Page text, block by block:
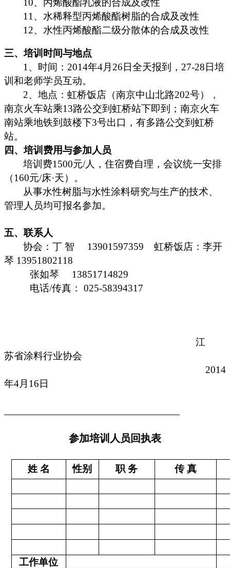
10、 丙烯酸酯乳液的合成及改性
11 、 水稀释型丙烯酸酯树脂的合成及改性
12、 水性丙烯酸酯二级分散体的合成及改性
三、培训时间与地点
1 、时间：2014年4月26日全天报到，27-28日培
训和老师学员互动。
2、地点：虹桥饭店（南京中山北路202号），
南京火车站乘13路公交到虹桥站下即到；南京火车
南站乘地铁到鼓楼下3号出口，有多路公交到虹桥
站。
四、培训费用与参加人员
培训费1500元/人，住宿费自理，会议统一安排
（160元/床·天）。
从事水性树脂与水性涂料研究与生产的技术、
管理人员均可报名参加。
五、联系人
协会：丁 智 13901597359虹桥饭店：李开
琴 13951802118
张如琴 13851714829
电话/传真： 025-58394317
江
苏省涂料行业协会
2014
年4月16日
参加培训人员回执表
姓 名 性别 职 务 传 真
工作单位